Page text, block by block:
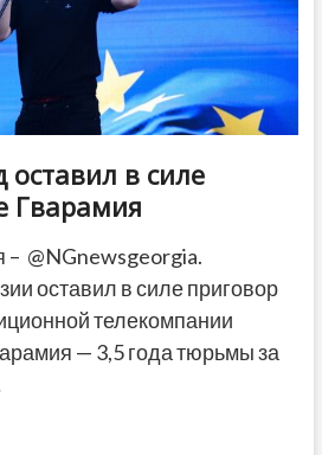
оставил в силе
Гварамия
@NGnewsgeorgia.
оставил в силе приговор
телекомпании
— 3,5 года тюрьмы за